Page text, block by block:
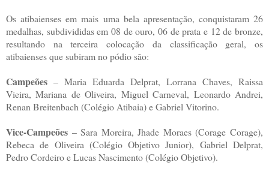
Os atibaienses em mais uma bela apresentação, conquistaram 26
medalhas, subdivididas em 08 de ouro, 06 de prata e 12 de bronze,
resultando na terceira colocação da classificação geral, os
atibaienses que subiram no pódio são:
Campeões – Maria Eduarda Delprat, Lorrana Chaves, Raissa
Vieira, Mariana de Oliveira, Miguel Carneval, Leonardo Andrei,
Renan Breitenbach (Colégio Atibaia) e Gabriel Vitorino.
Vice-Campeões – Sara Moreira, Jhade Moraes (Corage Corage),
Rebeca de Oliveira (Colégio Objetivo Junior), Gabriel Delprat,
Pedro Cordeiro e Lucas Nascimento (Colégio Objetivo).